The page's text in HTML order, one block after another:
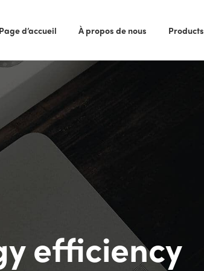
Page d’accueil À propos de nous Products
efficiency